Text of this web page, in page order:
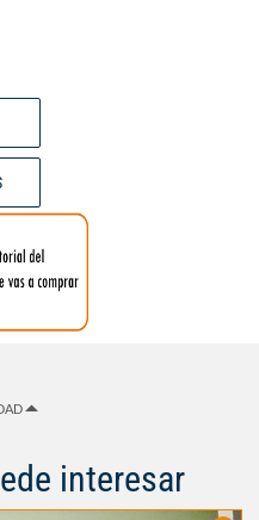
interesar